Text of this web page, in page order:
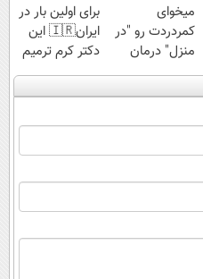
میخوای
کمردردت رو "در
منزل" درمان
کنی؟ (◂فیلم +
◂پرسش‌نامه)
برای اولین بار در
ایران🇮🇷 این
دکتر کرم ترمیم
کننده 23 روزه
ساخت!